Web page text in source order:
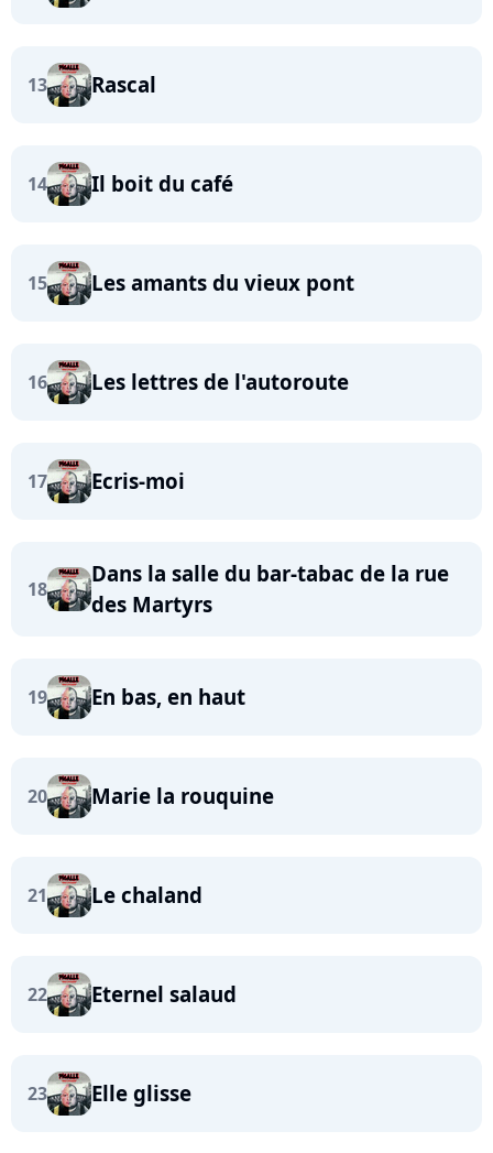
13 Rascal
14 Il boit du café
15 Les amants du vieux pont
16 Les lettres de l'autoroute
17 Ecris-moi
18
Dans la salle du bar-tabac de la rue
des Martyrs
19 En bas, en haut
20 Marie la rouquine
21 Le chaland
22 Eternel salaud
23 Elle glisse